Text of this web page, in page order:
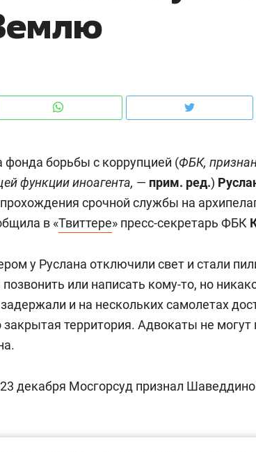
фонда борьбы с коррупцией (ФБК,
функции иноагента, — прим. ред.)
срочной службы на
в «Твиттере» пресс-секретарь ФБК
у Руслана отключили свет и стали
или написать кому-то, но
задержали и на нескольких самолетах
территория. Адвокаты не могут
декабря Мосгорсуд признал
надо знать аксакалов и
Оман?
ВТБ
ID вместо ключа: какой
безопасность в ЖК «Нова»